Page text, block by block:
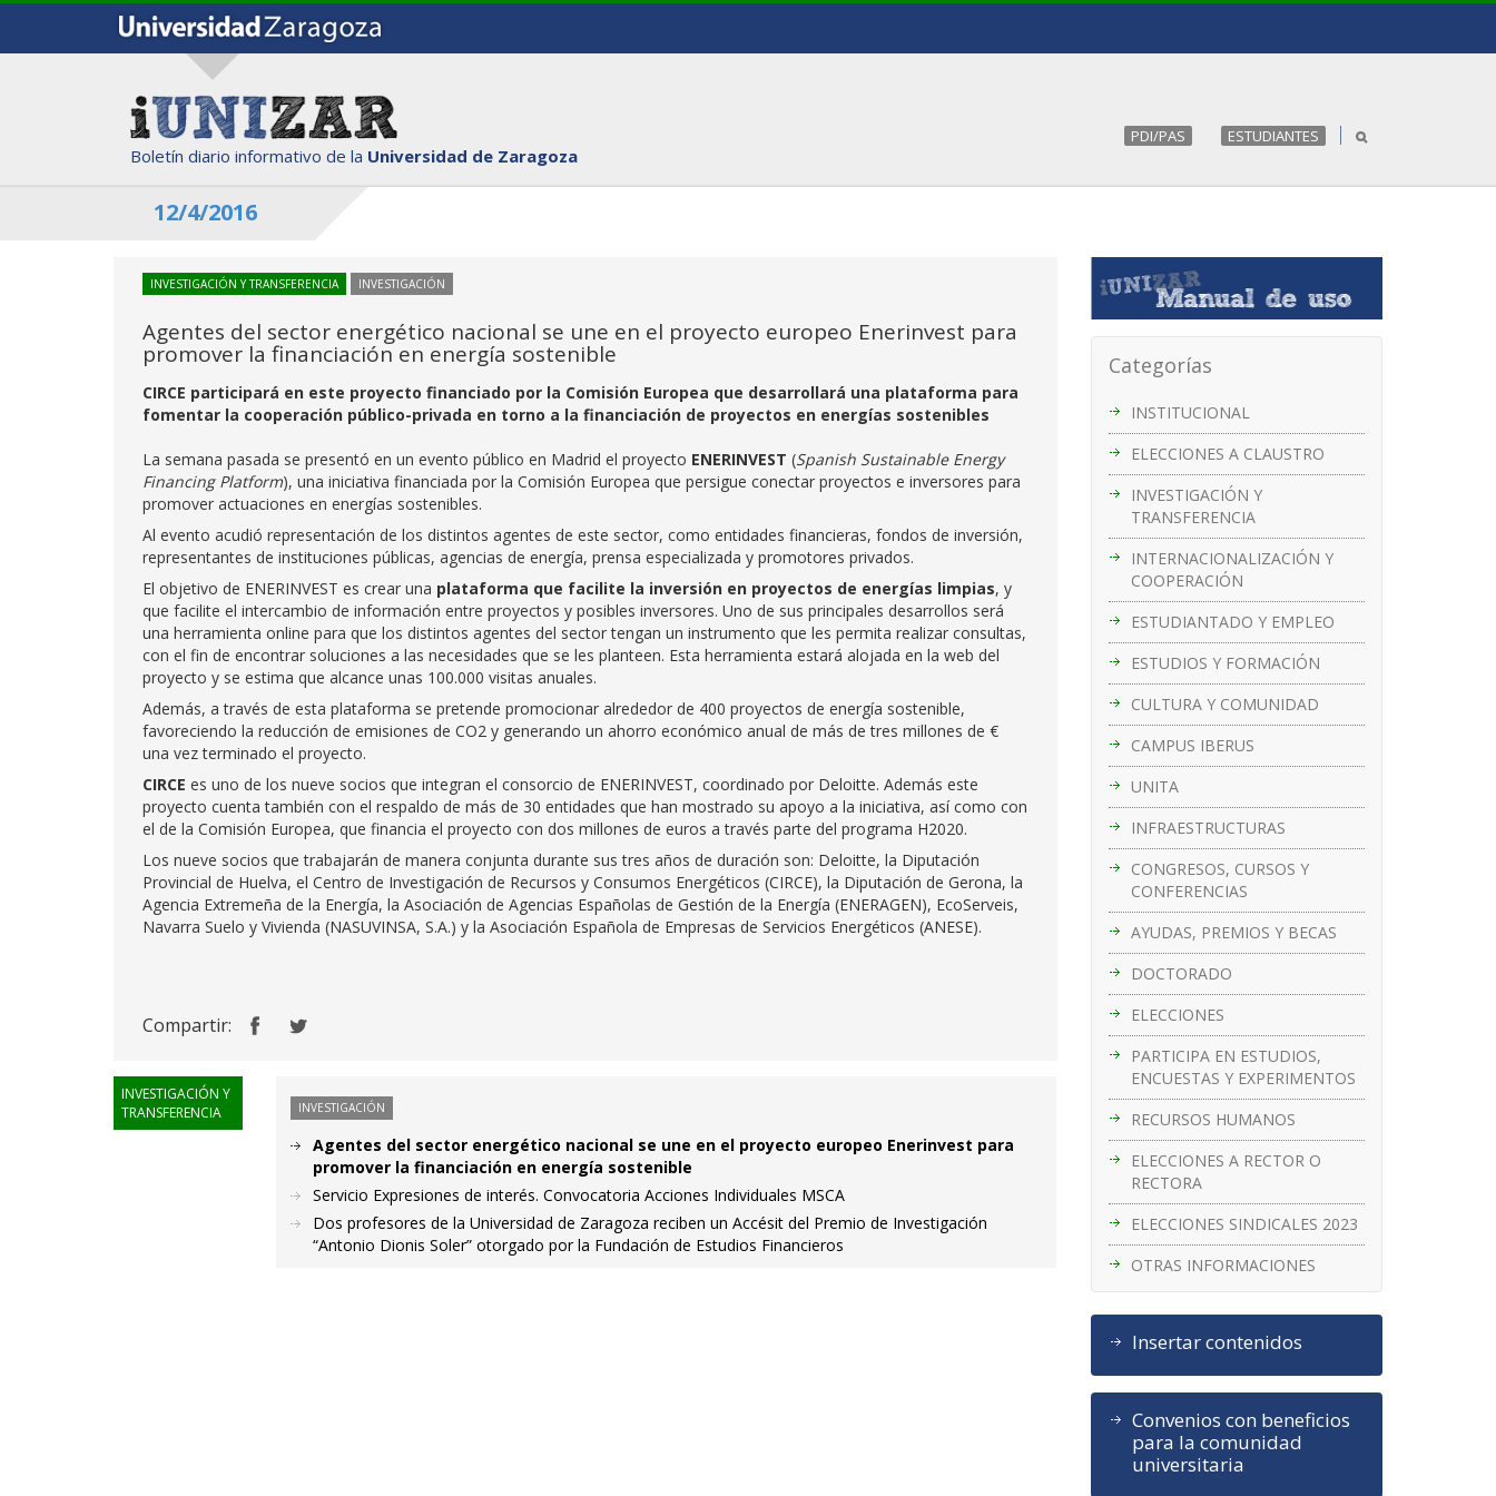
Boletín diario informativo de la Universidad de Zaragoza
PDI/PAS ESTUDIANTES
12/4/2016
Categorías
INSTITUCIONAL
ELECCIONES A CLAUSTRO
INVESTIGACIÓN Y
TRANSFERENCIA
INTERNACIONALIZACIÓN Y
COOPERACIÓN
ESTUDIANTADO Y EMPLEO
ESTUDIOS Y FORMACIÓN
CULTURA Y COMUNIDAD
CAMPUS IBERUS
UNITA
INFRAESTRUCTURAS
CONGRESOS, CURSOS Y
CONFERENCIAS
AYUDAS, PREMIOS Y BECAS
DOCTORADO
ELECCIONES
PARTICIPA EN ESTUDIOS,
ENCUESTAS Y EXPERIMENTOS
RECURSOS HUMANOS
ELECCIONES A RECTOR O
RECTORA
ELECCIONES SINDICALES 2023
OTRAS INFORMACIONES
Insertar contenidos
Convenios con beneficios
para la comunidad
universitaria
INVESTIGACIÓN Y TRANSFERENCIA INVESTIGACIÓN
Agentes del sector energético nacional se une en el proyecto europeo Enerinvest para
promover la financiación en energía sostenible
CIRCE participará en este proyecto financiado por la Comisión Europea que desarrollará una plataforma para
fomentar la cooperación público-privada en torno a la financiación de proyectos en energías sostenibles
La semana pasada se presentó en un evento público en Madrid el proyecto ENERINVEST (Spanish Sustainable Energy
Financing Platform), una iniciativa financiada por la Comisión Europea que persigue conectar proyectos e inversores para
promover actuaciones en energías sostenibles.
Al evento acudió representación de los distintos agentes de este sector, como entidades financieras, fondos de inversión,
representantes de instituciones públicas, agencias de energía, prensa especializada y promotores privados.
El objetivo de ENERINVEST es crear una plataforma que facilite la inversión en proyectos de energías limpias, y
que facilite el intercambio de información entre proyectos y posibles inversores. Uno de sus principales desarrollos será
una herramienta online para que los distintos agentes del sector tengan un instrumento que les permita realizar consultas,
con el fin de encontrar soluciones a las necesidades que se les planteen. Esta herramienta estará alojada en la web del
proyecto y se estima que alcance unas 100.000 visitas anuales.
Además, a través de esta plataforma se pretende promocionar alrededor de 400 proyectos de energía sostenible,
favoreciendo la reducción de emisiones de CO2 y generando un ahorro económico anual de más de tres millones de €
una vez terminado el proyecto.
CIRCE es uno de los nueve socios que integran el consorcio de ENERINVEST, coordinado por Deloitte. Además este
proyecto cuenta también con el respaldo de más de 30 entidades que han mostrado su apoyo a la iniciativa, así como con
el de la Comisión Europea, que financia el proyecto con dos millones de euros a través parte del programa H2020.
Los nueve socios que trabajarán de manera conjunta durante sus tres años de duración son: Deloitte, la Diputación
Provincial de Huelva, el Centro de Investigación de Recursos y Consumos Energéticos (CIRCE), la Diputación de Gerona, la
Agencia Extremeña de la Energía, la Asociación de Agencias Españolas de Gestión de la Energía (ENERAGEN), EcoServeis,
Navarra Suelo y Vivienda (NASUVINSA, S.A.) y la Asociación Española de Empresas de Servicios Energéticos (ANESE).
Compartir:
INVESTIGACIÓN Y
TRANSFERENCIA
INVESTIGACIÓN
Agentes del sector energético nacional se une en el proyecto europeo Enerinvest para
promover la financiación en energía sostenible
Servicio Expresiones de interés. Convocatoria Acciones Individuales MSCA
Dos profesores de la Universidad de Zaragoza reciben un Accésit del Premio de Investigación
“Antonio Dionis Soler” otorgado por la Fundación de Estudios Financieros